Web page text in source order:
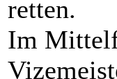
retten.
Im